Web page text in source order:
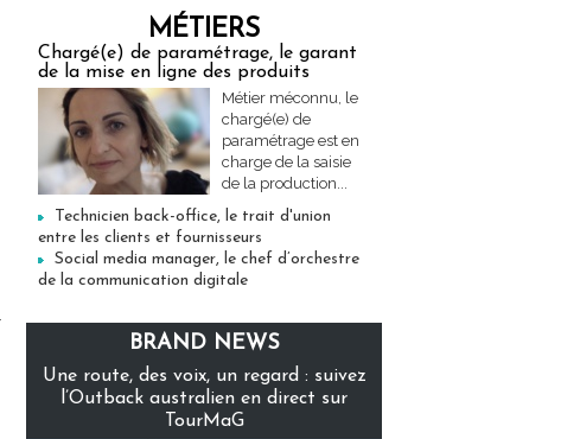
MÉTIERS
Chargé(e) de paramétrage, le garant
de la mise en ligne des produits
Métier méconnu, le
chargé(e) de
paramétrage est en
charge de la saisie
de la production...
Technicien back-office, le trait d'union
entre les clients et fournisseurs
Social media manager, le chef d’orchestre
de la communication digitale
BRAND NEWS
Une route, des voix, un regard : suivez
l’Outback australien en direct sur
TourMaG